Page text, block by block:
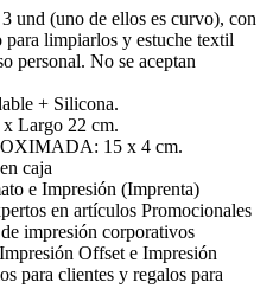
und (uno de ellos es curvo), con
limpiarlos y estuche textil
personal. No se aceptan
+ Silicona.
Largo 22 cm.
15 x 4 cm.
caja
e Impresión (Imprenta)
en artículos Promocionales
impresión corporativos
Offset e Impresión
para clientes y regalos para